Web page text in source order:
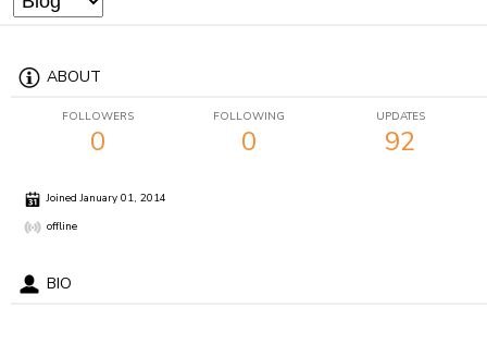
ABOUT
FOLLOWERS
0
FOLLOWING
0
UPDATES
92
Joined January 01, 2014
offline
BIO